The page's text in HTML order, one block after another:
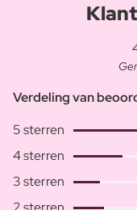
Verdeling van
5 sterren
4 sterren
3 sterren